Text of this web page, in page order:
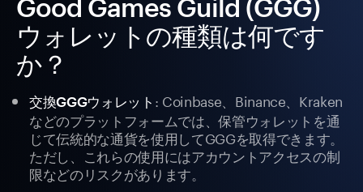
Good Games Guild (GGG)
ウォレットの種類は何です
か？
交換GGGウォレット : Coinbase、Binance、Kraken
などのプラットフォームでは、保管ウォレットを通
じて伝統的な通貨を使用してGGGを取得できます。
ただし、これらの使用にはアカウントアクセスの制
限などのリスクがあります。